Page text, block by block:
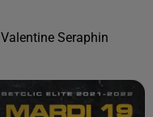
Seraphin